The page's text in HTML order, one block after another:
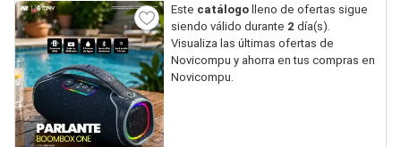
Este catálogo lleno de ofertas sigue
siendo válido durante 2 día(s).
Visualiza las últimas ofertas de
Novicompu y ahorra en tus compras en
Novicompu.